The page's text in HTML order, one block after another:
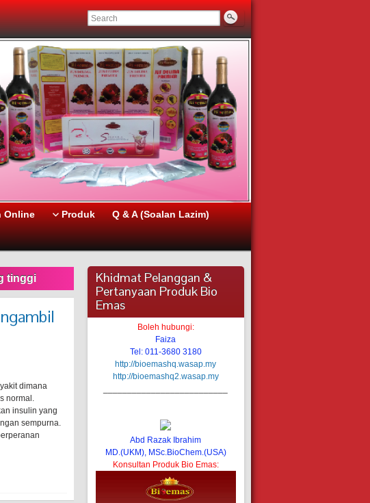
Online Produk Q & A (Soalan Lazim)
tinggi
dimana
normal.
insulin yang
sempurna.
Khidmat Pelanggan &
Pertanyaan Produk Bio
Emas
Boleh hubungi:
Faiza
Tel: 011-3680 3180
http://bioemashq.wasap.my
http://bioemashq2.wasap.my
Abd Razak Ibrahim
MD.(UKM), MSc.BioChem.(USA)
Konsultan Produk Bio Emas: